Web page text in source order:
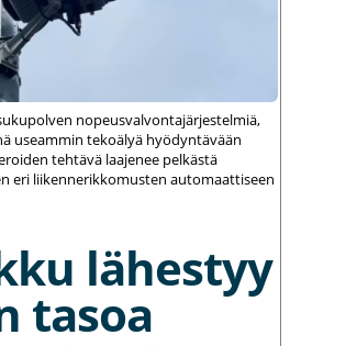
nopeusvalvontajärjestelmiä,
useammin tekoälyä hyödyntävään
tehtävä laajenee pelkästä
eri liikennerikkomusten automaattiseen
lähestyy
tasoa